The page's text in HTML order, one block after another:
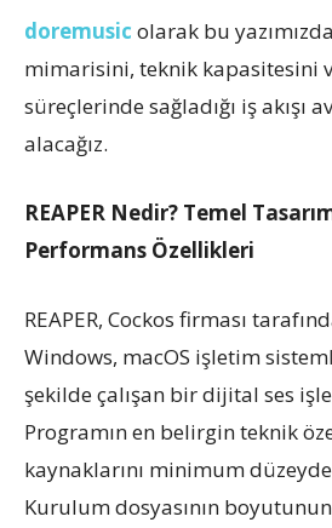
doremusic olarak bu
mimarisini, teknik kapasitesini
süreçlerinde sağladığı iş akışı
alacağız.
REAPER Nedir? Temel
Performans Özellikleri
REAPER, Cockos firması
Windows, macOS işletim
şekilde çalışan bir dijital ses
Programın en belirgin teknik
kaynaklarını minimum
Kurulum dosyasının